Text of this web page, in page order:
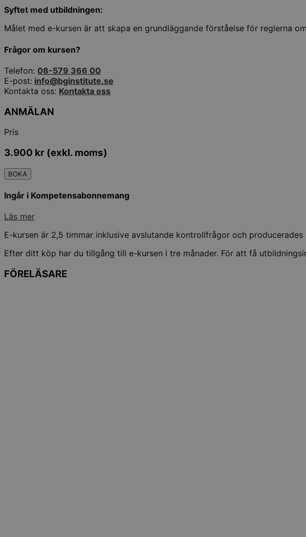
Syftet med utbildningen:
Målet med e-kursen är att skapa en grundläggande förståelse för reglerna
Frågor om kursen?
Telefon: 08-579 366 00
E-post: info@bginstitute.se
Kontakta oss: Kontakta oss
ANMÄLAN
Pris
3.900 kr (exkl. moms)
BOKA
Ingår i Kompetensabonnemang
Läs mer
E-kursen är 2,5 timmar inklusive avslutande kontrollfrågor och
Efter ditt köp har du tillgång till e-kursen i tre månader. För att få
FÖRELÄSARE